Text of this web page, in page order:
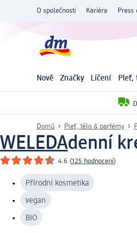
O společnosti Kariéra Press
Nově Značky Líčení Pleť,
Domů Pleť, tělo & parfémy
WELEDAdenní
4.6 (125 hodnocení)
Přírodní kosmetika
vegan
BIO